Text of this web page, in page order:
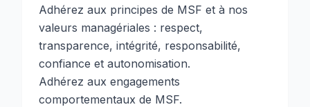
Adhérez aux principes de MSF et à nos
valeurs managériales : respect,
transparence, intégrité, responsabilité,
confiance et autonomisation.
Adhérez aux engagements
comportementaux de MSF.